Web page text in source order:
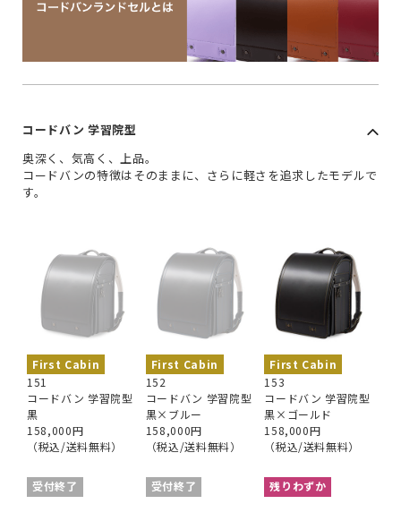
コードバン 学習院型
奥深く、気高く、上品。
コードバンの特徴はそのままに、さらに軽さを追求したモデルで
す。
First Cabin
151
コードバン 学習院型
黒
158,000円
（税込/送料無料）
受付終了
First Cabin
152
コードバン 学習院型
黒×ブルー
158,000円
（税込/送料無料）
受付終了
First Cabin
153
コードバン 学習院型
黒×ゴールド
158,000円
（税込/送料無料）
残りわずか